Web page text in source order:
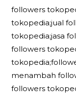
followers
tokopedia;jual
tokopedia;jasa
followers
menambah
followers